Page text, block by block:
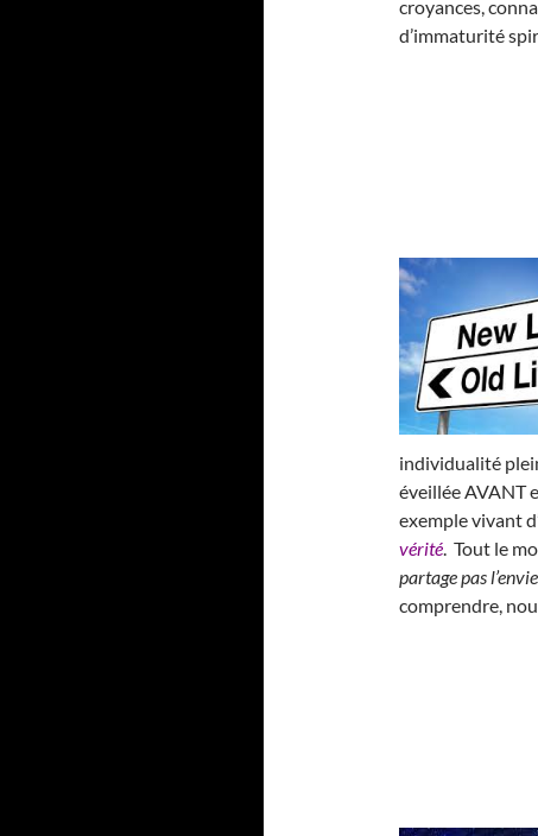
croyances,
d’immaturité
individualité
éveillée AVANT
exemple vivant
vérité. Tout le
partage pas
comprendre,